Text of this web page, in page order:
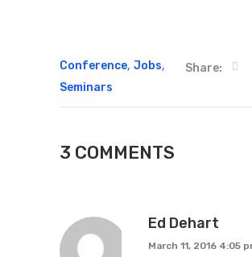
Conference, Jobs,
Seminars
Share:
3 COMMENTS
Ed Dehart
March 11, 2016 4:05